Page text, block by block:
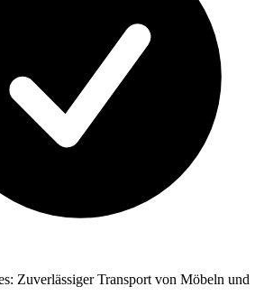
Zuverlässiger Transport von Möbeln und